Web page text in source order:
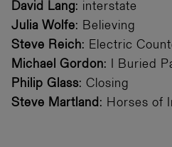
David Lang: interstate
Julia Wolfe: Believing
Steve Reich: Electric
Michael Gordon: I Buried
Philip Glass: Closing
Steve Martland: Horses of